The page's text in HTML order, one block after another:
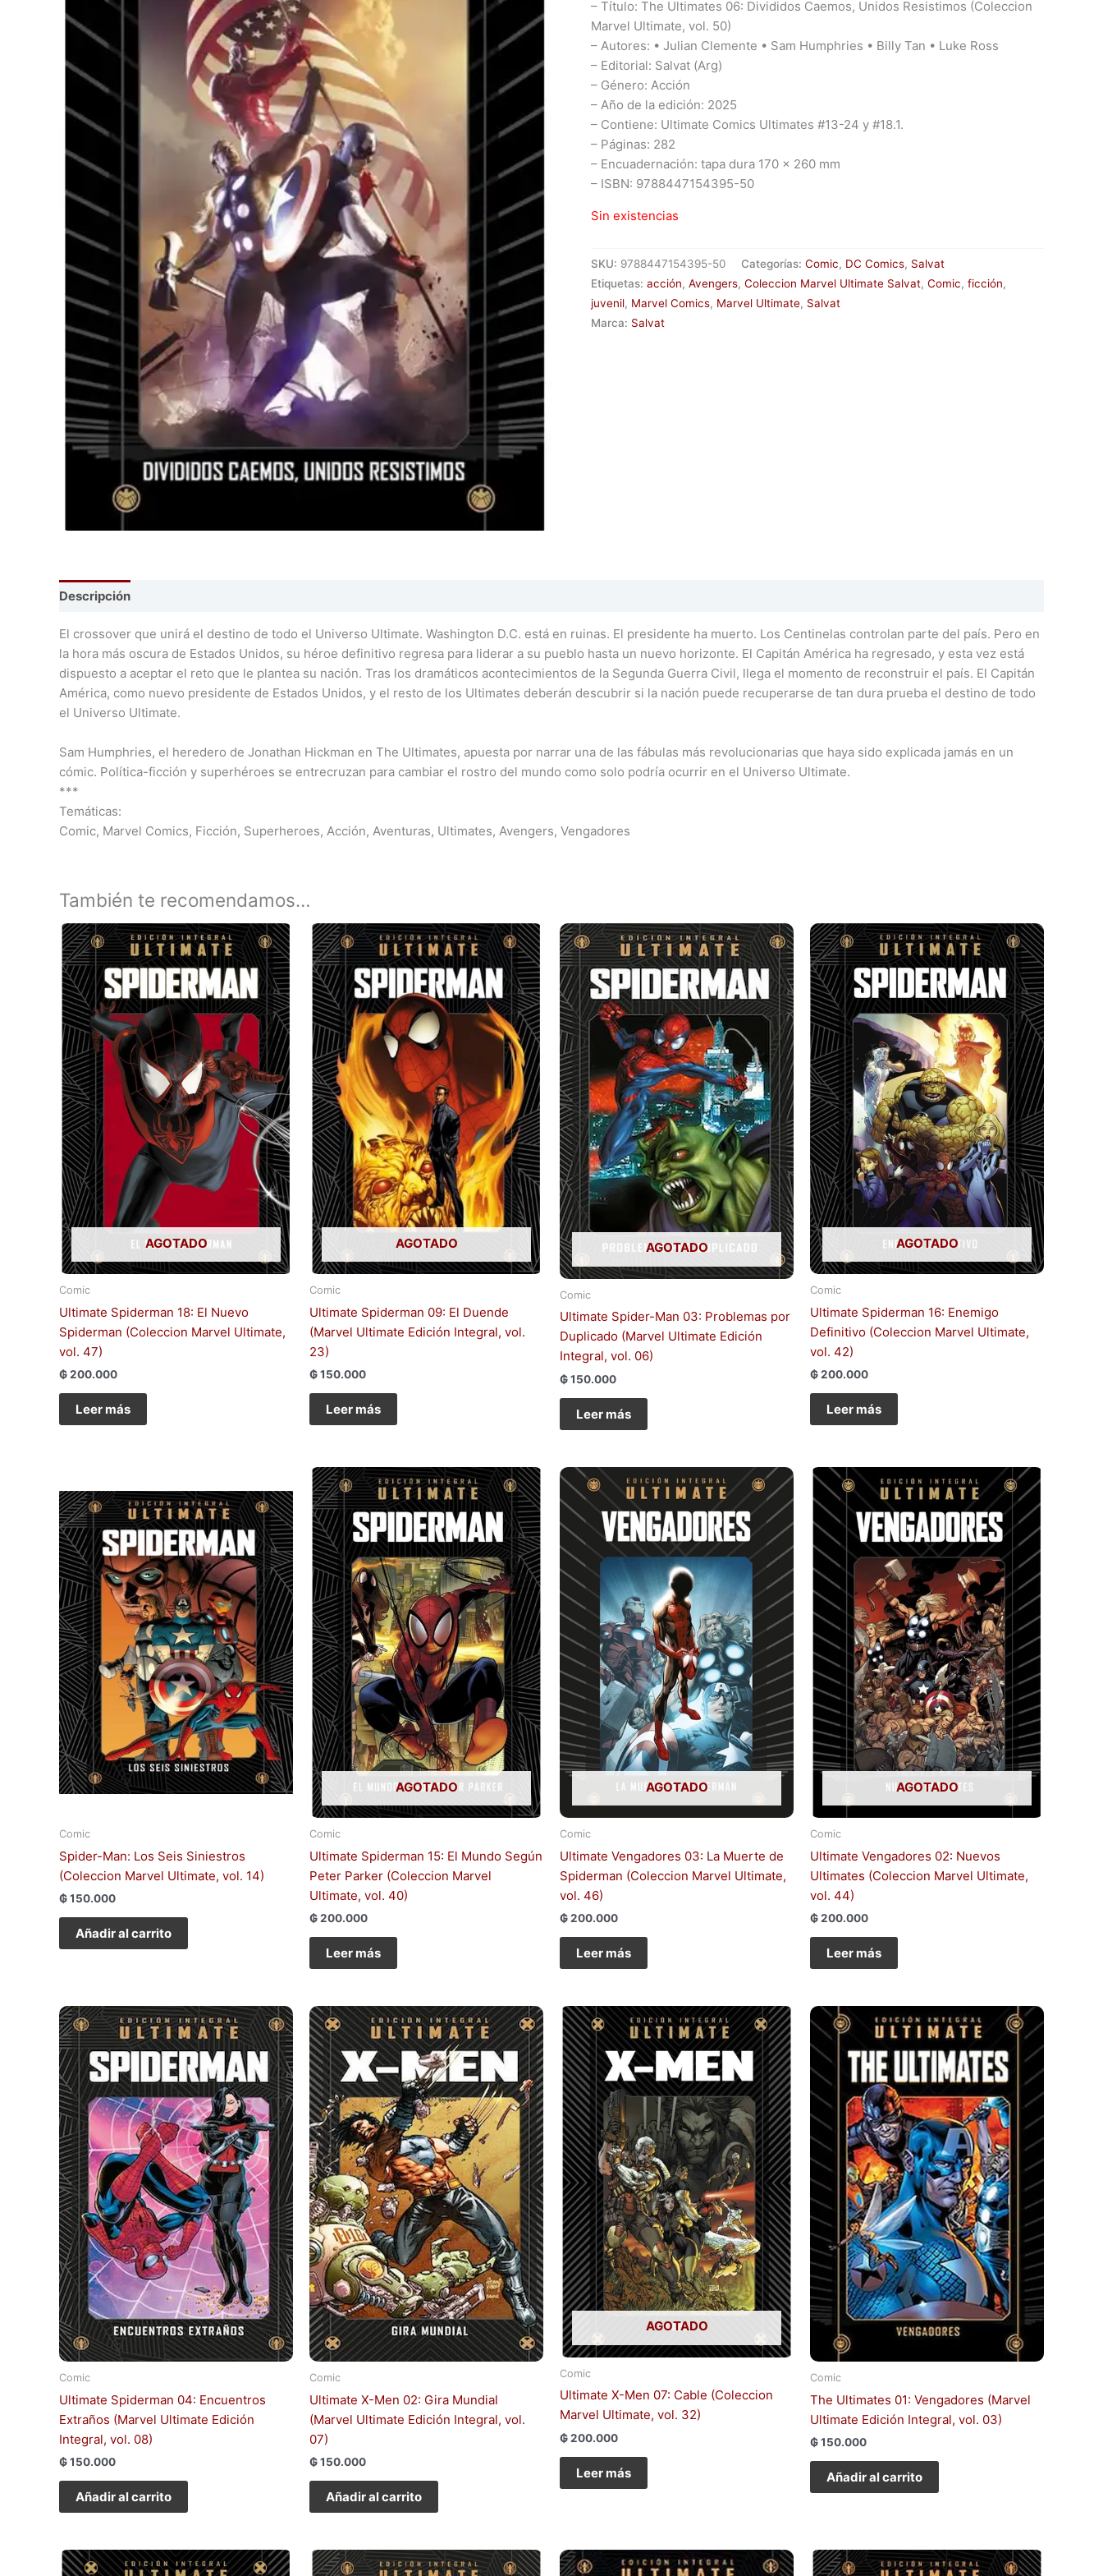
– Título: The Ultimates 06: Divididos Caemos, Unidos Resistimos (Coleccion
Marvel Ultimate, vol. 50)
– Autores: • Julian Clemente • Sam Humphries • Billy Tan • Luke Ross
– Editorial: Salvat (Arg)
– Género: Acción
– Año de la edición: 2025
– Contiene: Ultimate Comics Ultimates #13-24 y #18.1.
– Páginas: 282
– Encuadernación: tapa dura 170 x 260 mm
– ISBN: 9788447154395-50
Sin existencias
SKU: 9788447154395-50 Categorías: Comic, DC Comics, Salvat
Etiquetas: acción, Avengers, Coleccion Marvel Ultimate Salvat, Comic, ficción,
juvenil, Marvel Comics, Marvel Ultimate, Salvat
Marca: Salvat
Descripción
El crossover que unirá el destino de todo el Universo Ultimate. Washington D.C. está en ruinas. El presidente ha muerto. Los Centinelas controlan parte del país. Pero en
la hora más oscura de Estados Unidos, su héroe definitivo regresa para liderar a su pueblo hasta un nuevo horizonte. El Capitán América ha regresado, y esta vez está
dispuesto a aceptar el reto que le plantea su nación. Tras los dramáticos acontecimientos de la Segunda Guerra Civil, llega el momento de reconstruir el país. El Capitán
América, como nuevo presidente de Estados Unidos, y el resto de los Ultimates deberán descubrir si la nación puede recuperarse de tan dura prueba el destino de todo
el Universo Ultimate.
Sam Humphries, el heredero de Jonathan Hickman en The Ultimates, apuesta por narrar una de las fábulas más revolucionarias que haya sido explicada jamás en un
cómic. Política-ficción y superhéroes se entrecruzan para cambiar el rostro del mundo como solo podría ocurrir en el Universo Ultimate.
***
Temáticas:
Comic, Marvel Comics, Ficción, Superheroes, Acción, Aventuras, Ultimates, Avengers, Vengadores
También te recomendamos…
AGOTADO
Comic
Ultimate Spiderman 18: El Nuevo
Spiderman (Coleccion Marvel Ultimate,
vol. 47)
₲200.000
Leer más
AGOTADO
Comic
Ultimate Spiderman 09: El Duende
(Marvel Ultimate Edición Integral, vol.
23)
₲150.000
Leer más
AGOTADO
Comic
Ultimate Spider-Man 03: Problemas por
Duplicado (Marvel Ultimate Edición
Integral, vol. 06)
₲150.000
Leer más
AGOTADO
Comic
Ultimate Spiderman 16: Enemigo
Definitivo (Coleccion Marvel Ultimate,
vol. 42)
₲200.000
Leer más
Comic
Spider-Man: Los Seis Siniestros
(Coleccion Marvel Ultimate, vol. 14)
₲150.000
Añadir al carrito
AGOTADO
Comic
Ultimate Spiderman 15: El Mundo Según
Peter Parker (Coleccion Marvel
Ultimate, vol. 40)
₲200.000
Leer más
AGOTADO
Comic
Ultimate Vengadores 03: La Muerte de
Spiderman (Coleccion Marvel Ultimate,
vol. 46)
₲200.000
Leer más
AGOTADO
Comic
Ultimate Vengadores 02: Nuevos
Ultimates (Coleccion Marvel Ultimate,
vol. 44)
₲200.000
Leer más
Comic
Ultimate Spiderman 04: Encuentros
Extraños (Marvel Ultimate Edición
Integral, vol. 08)
₲150.000
Añadir al carrito
Comic
Ultimate X-Men 02: Gira Mundial
(Marvel Ultimate Edición Integral, vol.
07)
₲150.000
Añadir al carrito
AGOTADO
Comic
Ultimate X-Men 07: Cable (Coleccion
Marvel Ultimate, vol. 32)
₲200.000
Leer más
Comic
The Ultimates 01: Vengadores (Marvel
Ultimate Edición Integral, vol. 03)
₲150.000
Añadir al carrito